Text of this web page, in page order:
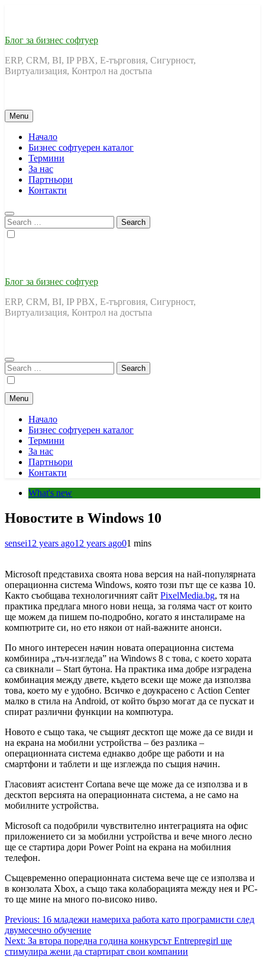
Блог за бизнес софтуер
ERP, CRM, BI, IP PBX, Е-търговия, Сигурност,
Виртуализация, Контрол на достъпа
Menu
Начало
Бизнес софтуерен каталог
Термини
За нас
Партньори
Контакти
Search
for:
Блог за бизнес софтуер
ERP, CRM, BI, IP PBX, Е-търговия, Сигурност,
Виртуализация, Контрол на достъпа
Search
for:
Menu
Начало
Бизнес софтуерен каталог
Термини
За нас
Партньори
Контакти
What's new
Новостите в Windows 10
sensei12 years ago12 years ago01 mins
Microsoft представиха своята нова версия на най-популярната
операционна система Windows, която този път ще се казва 10.
Както съобщава технологичният сайт PixelMedia.bg, тя на
практика предлага много нови неща, за голяма част от които
ще можем да пишем по-подробно, когато я инсталираме на
компютрите си, но ето някои от най-важните анонси.
По много интересен начин новата операционна система
комбинира „тъч-изгледа” на Windows 8 с това, с което хората
са свикнали – Start бутона. На практика има добре изградена
комбинация между двете, където всеки ще може да използва
това, което му е удобно. Всичко е доукрасено с Action Center
малко в стила на Android, от който бързо могат да се пускат и
спират различни функции на компютура.
Новото е също така, че същият десктоп ще може да се види и
на екрана на мобилни устройства – без разлика –
операционната система еднакво добре ще работи и на
смартфони и таблети и ще изглежда по същия начин.
Гласовият асистент Cortana вече ще може да се използва и в
десктоп версията на операционната система, а не само на
мобилните устройства.
Microsoft са подобрили чувствително интеграцията на офис
приложението си за мобилни устройства и вече много лесно
ще се стартира дори Power Point на екрана на мобилния
телефон.
Същевременно операционната система вече ще се използва и
в конзолата Xbox, а също така колаборацията между нея и PC-
то ще мине на много по-високо ниво.
Post
navigation
Previous: 16 младежи намериха работа като програмисти след
двумесечно обучение
Next: За втора поредна година конкурсът Entrepregirl ще
стимулира жени да стартират свои компании